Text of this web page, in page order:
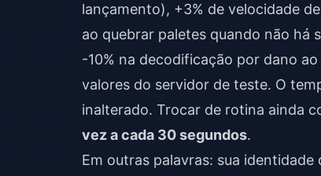
lançamento), +3% de velocidade
ao quebrar paletes quando não há
-10% na decodificação por dano
valores do servidor de teste. O
inalterado. Trocar de rotina ainda
vez a cada 30 segundos.
Em outras palavras: sua